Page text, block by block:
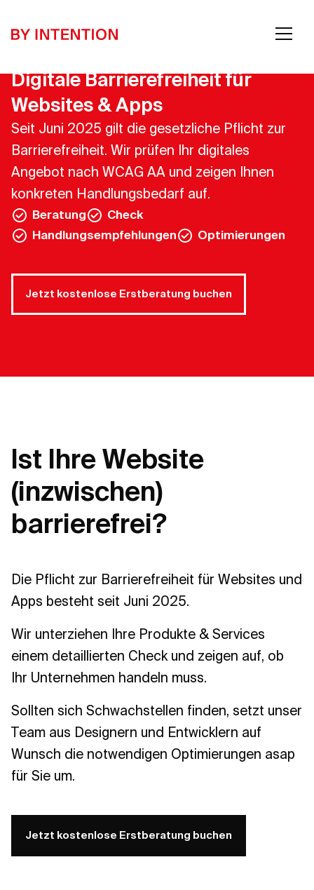
Digitale Barrierefreiheit für
Websites & Apps
Seit Juni 2025 gilt die gesetzliche Pflicht zur
Barrierefreiheit. Wir prüfen Ihr digitales
Angebot nach WCAG AA und zeigen Ihnen
konkreten Handlungsbedarf auf.
Beratung
Check
Handlungsempfehlungen
Optimierungen
Jetzt kostenlose Erstberatung buchen
Ist Ihre Website
(inzwischen)
barrierefrei?
Die Pflicht zur Barrierefreiheit für Websites und
Apps besteht seit Juni 2025.
Wir unterziehen Ihre Produkte & Services
einem detaillierten Check und zeigen auf, ob
Ihr Unternehmen handeln muss.
Sollten sich Schwachstellen finden, setzt unser
Team aus Designern und Entwicklern auf
Wunsch die notwendigen Optimierungen asap
für Sie um.
Jetzt kostenlose Erstberatung buchen